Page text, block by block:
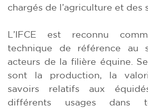
chargés de l’agriculture et des
L’IFCE est reconnu
technique de référence au
acteurs de la filière équine.
sont la production, la
savoirs relatifs aux
différents usages dans